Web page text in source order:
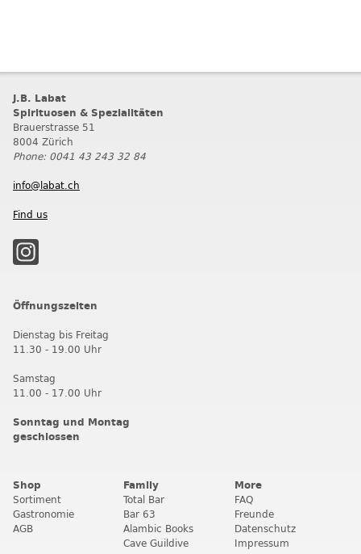
J.B. Labat
Spirituosen & Spezialitäten
Brauerstrasse 51
8004 Zürich
Phone: 0041 43 243 32 84
info@labat.ch
Find us
Öffnungszeiten
Dienstag bis Freitag
11.30 - 19.00 Uhr
Samstag
11.00 - 17.00 Uhr
Sonntag und Montag
geschlossen
Shop
Sortiment
Gastronomie
AGB
Family
Total Bar
Bar 63
Alambic Books
Cave Guildive
More
FAQ
Freunde
Datenschutz
Impressum